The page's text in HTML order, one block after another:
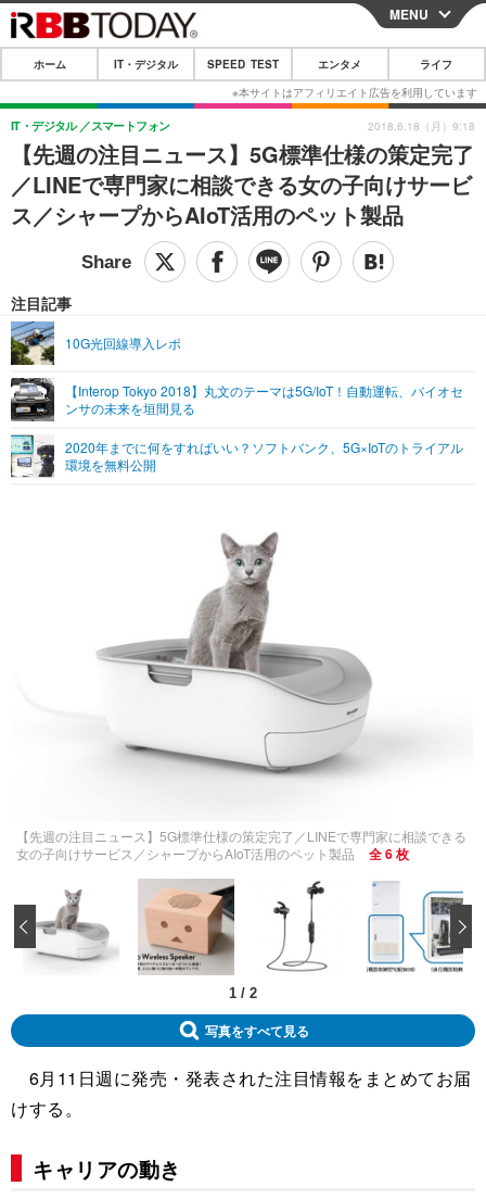
CLOSE
ホーム
IT・デジタル
IT・デジタルTOP スマートフォン
ネタ ガジェット・ツール
ショッピング その他
SPEED TEST
エンタメ
エンタメTOP 映画・ドラマ
音楽
グラビア ブログ
ペット
その他
リリース一覧
プッシュ通知の停止方法
MENU
ホーム IT・デジタル SPEED TEST エンタメ ライフ
【先週の注目ニュース】5G標準仕様の策定完了
／LINEで専門家に相談できる女の子向けサービ
ス／シャープからAIoT活用のペット製品
IT・デジタル スマートフォン
注目記事
10G光回線導入レポ
【Interop Tokyo 2018】丸文のテーマは5G/IoT！自動運転、バイオセ
ンサの未来を垣間見る
2020年までに何をすればいい？ソフトバンク、5G×IoTのトライアル
環境を無料公開
2018.6.18（月）9:18
【先週の注目ニュース】5G標準仕様の策定完了／LINEで専門家に相談できる
女の子向けサービス／シャープからAIoT活用のペット製品
全 6 枚
1 / 2
‹
写真をすべて見る
6月11日週に発売・発表された注目情報をまとめてお届
けする。
キャリアの動き